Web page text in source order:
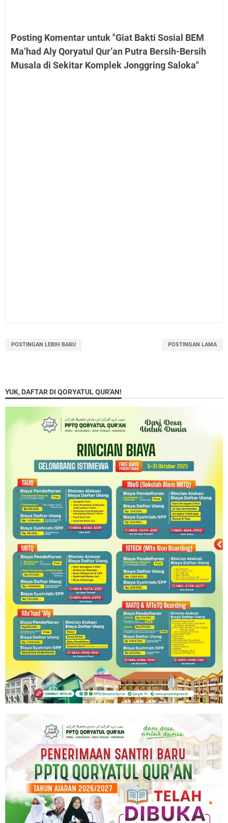
Posting Komentar untuk "Giat Bakti Sosial BEM
Ma’had Aly Qoryatul Qur’an Putra Bersih-Bersih
Musala di Sekitar Komplek Jonggring Saloka"
POSTINGAN LEBIH BARU POSTINGAN LAMA
YUK, DAFTAR DI QORYATUL QUR'AN!